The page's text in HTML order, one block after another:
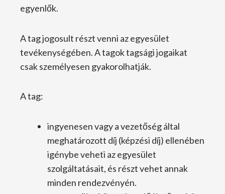
egyenlők.
A tag jogosult részt venni az egyesület
tevékenységében. A tagok tagsági jogaikat
csak személyesen gyakorolhatják.
A tag:
ingyenesen vagy a vezetőség által
meghatározott díj (képzési díj) ellenében
igénybe veheti az egyesület
szolgáltatásait, és részt vehet annak
minden rendezvényén.